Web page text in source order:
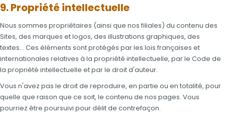
9. Propriété intellectuelle
Nous sommes propriétaires (ainsi que nos filiales) du contenu des
Sites, des marques et logos, des illustrations graphiques, des
textes… Ces éléments sont protégés par les lois françaises et
internationales relatives à la propriété intellectuelle, par le Code de
la propriété intellectuelle et par le droit d'auteur.
Vous n'avez pas le droit de reproduire, en partie ou en totalité, pour
quelle que raison que ce soit, le contenu de nos pages. Vous
pourriez être poursuivi pour délit de contrefaçon.